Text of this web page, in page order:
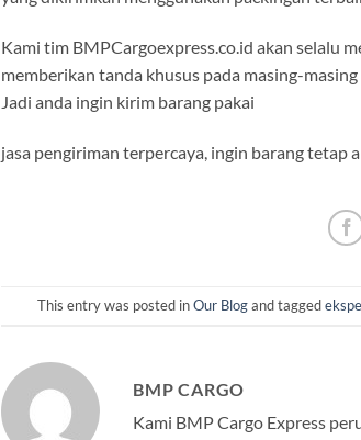
Kami tim BMPCargoexpress.co.id akan selalu
memberikan tanda khusus pada masing-
Jadi anda ingin kirim barang pakai
jasa pengiriman terpercaya, ingin barang tetap
This entry was posted inOur Blogand tagged
BMP CARGO
Kami BMP Cargo Express